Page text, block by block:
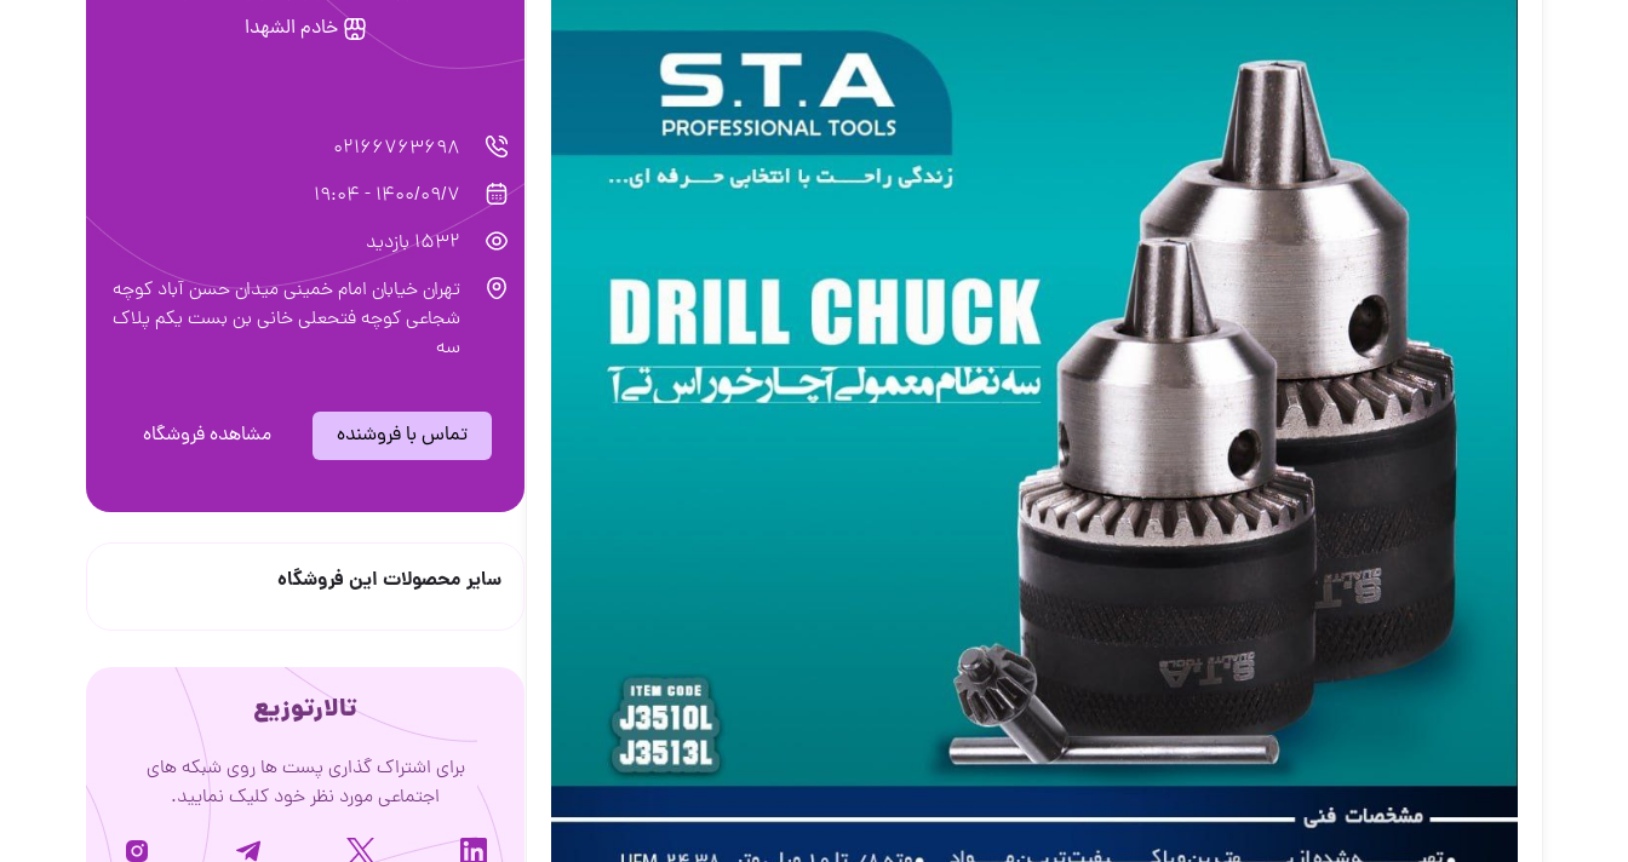
خادم الشهدا
02166763698
1400/09/7 - 19:04
1532 بازدید
تهران خیابان امام خمینی میدان حسن آباد کوچه
شجاعی کوچه فتحعلی خانی بن بست یکم پلاک
سه
تماس با فروشنده مشاهده فروشگاه
سایر محصولات این فروشگاه
تالارتوزیع
برای اشتراک گذاری پست ها روی شبکه های
اجتماعی مورد نظر خود کلیک نمایید.